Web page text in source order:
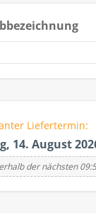
Liefertermin:
14. August
der nächsten